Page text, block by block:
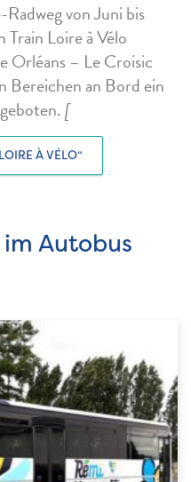
von Juni bis
Train Loire à Vélo
Orléans – Le Croisic
Bereichen an Bord ein
[
À VÉLO“
Autobus